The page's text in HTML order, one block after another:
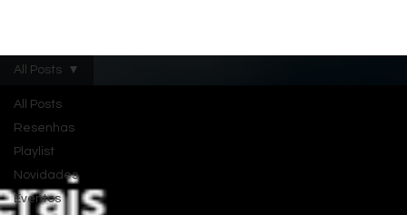
All Posts
Resenhas
Playlist
Novidades
Eventos
All Posts